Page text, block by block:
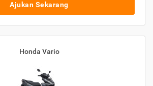
Ajukan Sekarang
Honda Vario